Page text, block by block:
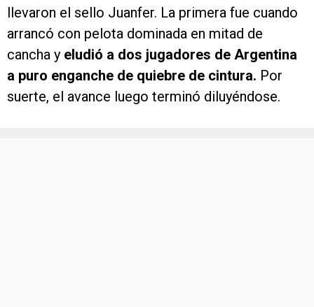
llevaron el sello Juanfer. La primera fue cuando
arrancó con pelota dominada en mitad de
cancha y eludió a dos jugadores de Argentina
a puro enganche de quiebre de cintura. Por
suerte, el avance luego terminó diluyéndose.